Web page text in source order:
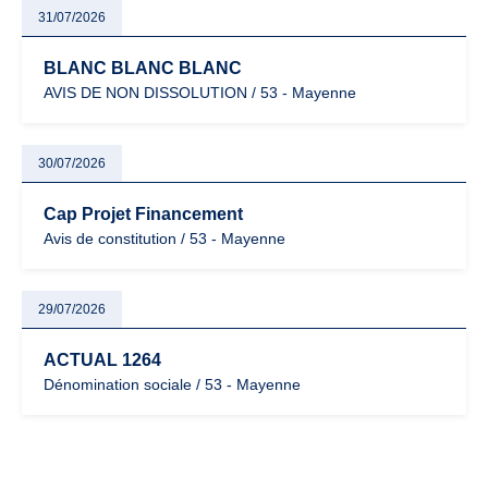
31/07/2026
BLANC BLANC BLANC
AVIS DE NON DISSOLUTION / 53 - Mayenne
30/07/2026
Cap Projet Financement
Avis de constitution / 53 - Mayenne
29/07/2026
ACTUAL 1264
Dénomination sociale / 53 - Mayenne